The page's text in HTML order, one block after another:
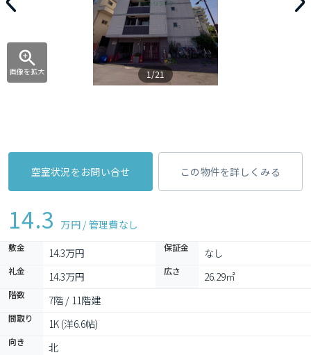
画像を拡大 1/21
空室状況をお問い合せ この物件を詳しくみる
14.3 万円 / 管理費なし
敷金 14.3万円 保証金 なし
礼金 14.3万円 広さ 26.29㎡
階数 7階 / 11階建
間取り 1K (洋6.6帖)
向き
北